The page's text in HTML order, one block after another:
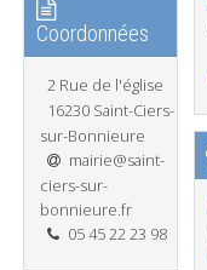
Coordonnées
2 Rue de l'église
16230 Saint-Ciers-
sur-Bonnieure
mairie@saint-
ciers-sur-
bonnieure.fr
05 45 22 23 98